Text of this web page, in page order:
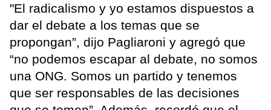
"El radicalismo y yo estamos dispuestos a
dar el debate a los temas que se
propongan”, dijo Pagliaroni y agregó que
“no podemos escapar al debate, no somos
una ONG. Somos un partido y tenemos
que ser responsables de las decisiones